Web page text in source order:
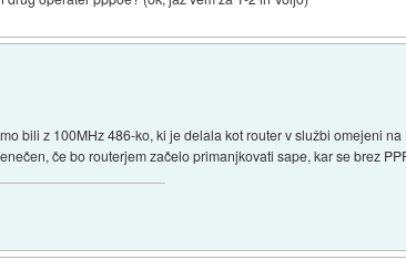
bili z 100MHz 486-ko, ki je delala kot router v službi omejeni
če bo routerjem začelo primanjkovati sape, kar se brez